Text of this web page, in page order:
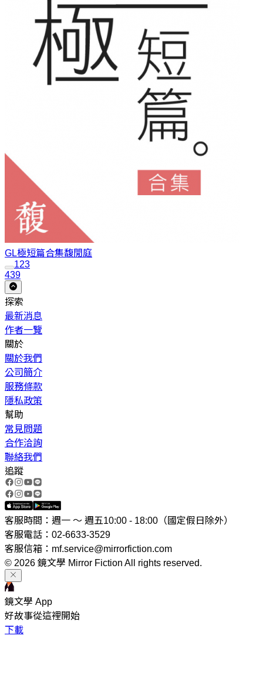
GL極短篇合集馥閒庭
123
439
探索
最新消息
作者一覽
關於
關於我們
公司簡介
服務條款
隱私政策
幫助
常見問題
合作洽詢
聯絡我們
追蹤
客服時間：週一 ～ 週五10:00 - 18:00（國定假日除外）
客服電話：02-6633-3529
客服信箱：mf.service@mirrorfiction.com
© 2026 鏡文學 Mirror Fiction All rights reserved.
鏡文學 App
好故事從這裡開始
下載